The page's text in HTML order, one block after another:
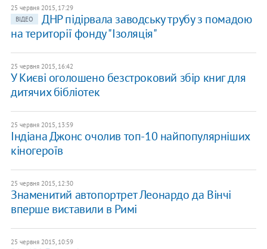
25 червня 2015, 17:29
ВІДЕО
ДНР підірвала заводську трубу з помадою
на території фонду "Ізоляція"
25 червня 2015, 16:42
У Києві оголошено безстроковий збір книг для
дитячих бібліотек
25 червня 2015, 13:59
Індіана Джонс очолив топ-10 найпопулярніших
кіногероїв
25 червня 2015, 12:30
Знаменитий автопортрет Леонардо да Вінчі
вперше виставили в Римі
25 червня 2015, 10:59